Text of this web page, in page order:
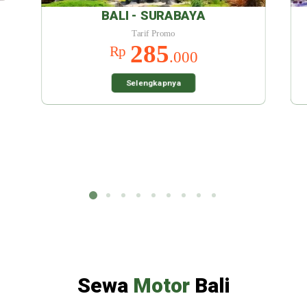
BALI - MALANG
Rp 285
SewaMotorBali